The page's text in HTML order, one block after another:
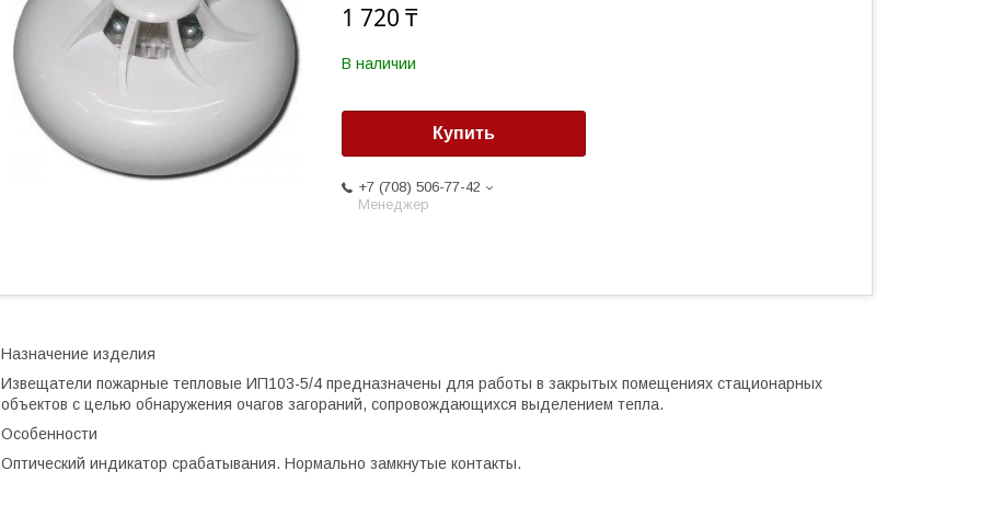
1 720 ₸
В наличии
Купить
+7 (708) 506-77-42
Менеджер
Назначение изделия
Извещатели пожарные тепловые ИП103-5/4 предназначены для работы в закрытых помещениях стационарных
объектов с целью обнаружения очагов загораний, сопровождающихся выделением тепла.
Особенности
Оптический индикатор срабатывания. Нормально замкнутые контакты.